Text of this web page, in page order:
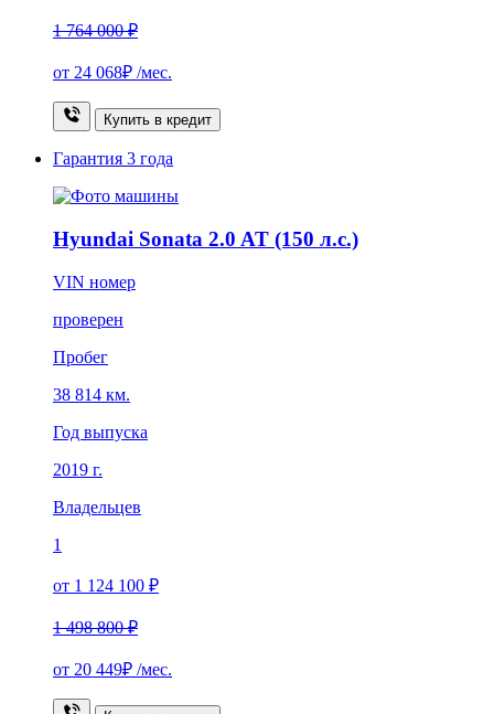
1 764 000 ₽
от 24 068₽ /мес.
Купить в кредит
Гарантия 3 года
Hyundai Sonata 2.0 AT (150 л.с.)
VIN номер
проверен
Пробег
38 814 км.
Год выпуска
2019 г.
Владельцев
1
от 1 124 100 ₽
1 498 800 ₽
от 20 449₽ /мес.